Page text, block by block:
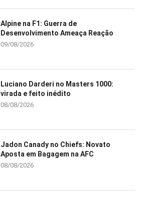
Alpine na F1: Guerra de
Desenvolvimento Ameaça Reação
09/08/2026
Luciano Darderi no Masters 1000:
virada e feito inédito
08/08/2026
Jadon Canady no Chiefs: Novato
Aposta em Bagagem na AFC
08/08/2026